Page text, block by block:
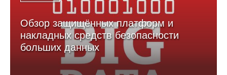
Обзор защищённых платформ и
накладных средств безопасности
больших данных